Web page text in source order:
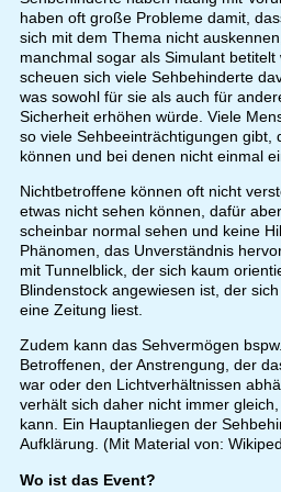
haben oft große Probleme damit,
sich mit dem Thema nicht
manchmal sogar als Simulant
scheuen sich viele Sehbehinderte
was sowohl für sie als auch für
Sicherheit erhöhen würde. Viele
so viele Sehbeeinträchtigungen gibt,
können und bei denen nicht einmal
Nichtbetroffene können oft nicht
etwas nicht sehen können, dafür
scheinbar normal sehen und keine
Phänomen, das Unverständnis
mit Tunnelblick, der sich kaum
Blindenstock angewiesen ist, der
eine Zeitung liest.
Zudem kann das Sehvermögen
Betroffenen, der Anstrengung, der
war oder den Lichtverhältnissen
verhält sich daher nicht immer
kann. Ein Hauptanliegen der
Aufklärung. (Mit Material von:
Wo ist das Event?